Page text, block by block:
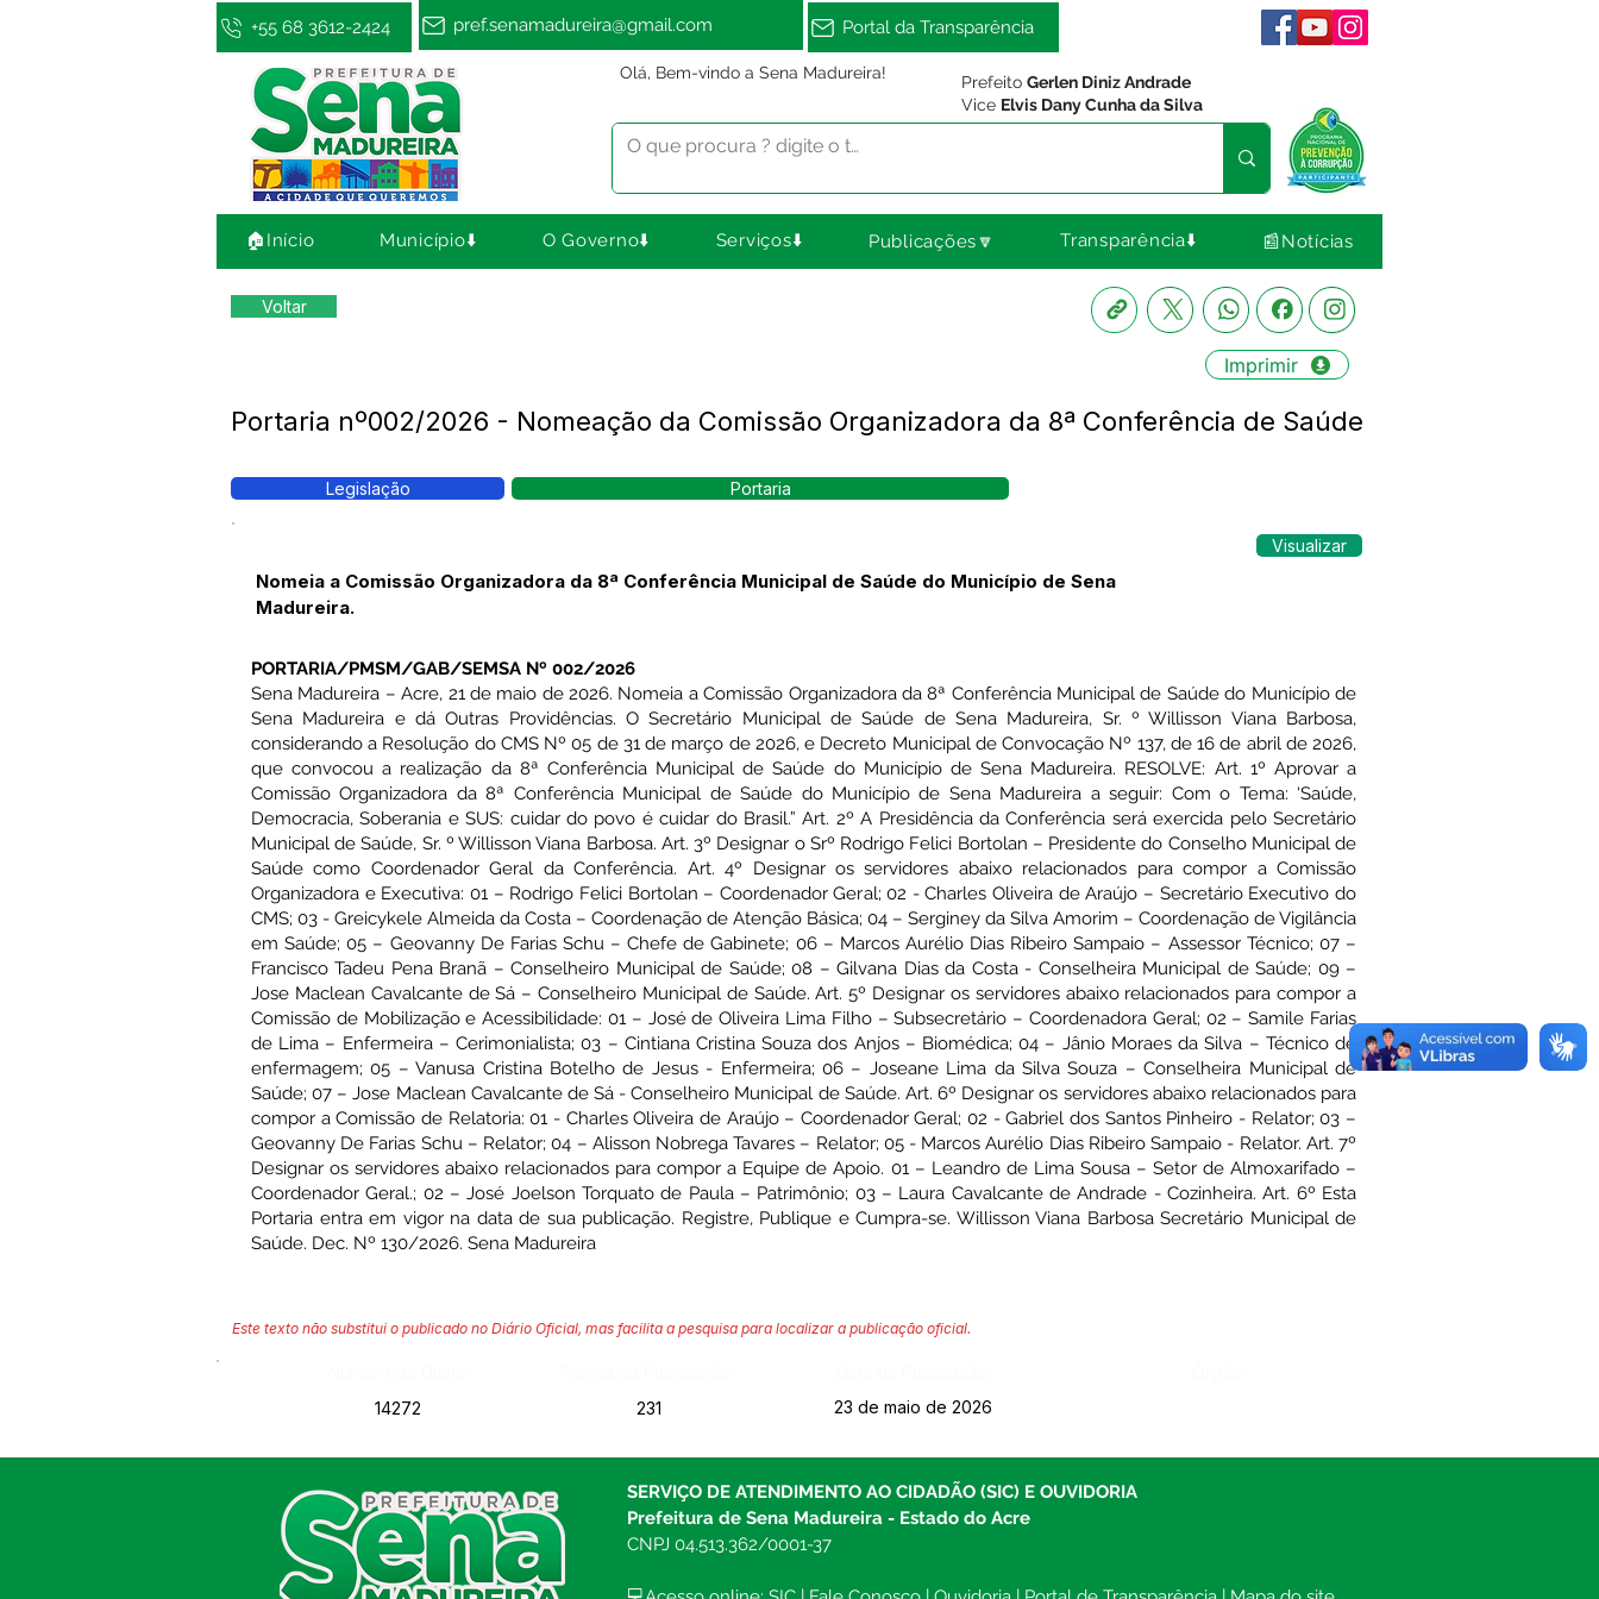
+55 68 3612-2424 pref.senamadureira@gmail.com Portal da Transparência
Olá, Bem-vindo a Sena Madureira! Prefeito Gerlen Diniz Andrade
Vice Elvis Dany Cunha da Silva
🏠Início Município⬇️ O Governo⬇️ Serviços⬇️ Publicações🔽 Transparência⬇️ 📰Notícias
Voltar
Imprimir
Portaria nº002/2026 - Nomeação da Comissão Organizadora da 8ª Conferência de Saúde
Legislação Portaria
Visualizar
Nomeia a Comissão Organizadora da 8ª Conferência Municipal de Saúde do Município de Sena
Madureira.
PORTARIA/PMSM/GAB/SEMSA Nº 002/2026
Sena Madureira – Acre, 21 de maio de 2026. Nomeia a Comissão Organizadora da 8ª Conferência Municipal de Saúde do Município de
Sena Madureira e dá Outras Providências. O Secretário Municipal de Saúde de Sena Madureira, Sr. º Willisson Viana Barbosa,
considerando a Resolução do CMS Nº 05 de 31 de março de 2026, e Decreto Municipal de Convocação Nº 137, de 16 de abril de 2026,
que convocou a realização da 8ª Conferência Municipal de Saúde do Município de Sena Madureira. RESOLVE: Art. 1º Aprovar a
Comissão Organizadora da 8ª Conferência Municipal de Saúde do Município de Sena Madureira a seguir: Com o Tema: ‘Saúde,
Democracia, Soberania e SUS: cuidar do povo é cuidar do Brasil.” Art. 2º A Presidência da Conferência será exercida pelo Secretário
Municipal de Saúde, Sr. º Willisson Viana Barbosa. Art. 3º Designar o Srº Rodrigo Felici Bortolan – Presidente do Conselho Municipal de
Saúde como Coordenador Geral da Conferência. Art. 4º Designar os servidores abaixo relacionados para compor a Comissão
Organizadora e Executiva: 01 – Rodrigo Felici Bortolan – Coordenador Geral; 02 - Charles Oliveira de Araújo – Secretário Executivo do
CMS; 03 - Greicykele Almeida da Costa – Coordenação de Atenção Básica; 04 – Serginey da Silva Amorim – Coordenação de Vigilância
em Saúde; 05 – Geovanny De Farias Schu – Chefe de Gabinete; 06 – Marcos Aurélio Dias Ribeiro Sampaio – Assessor Técnico; 07 –
Francisco Tadeu Pena Branã – Conselheiro Municipal de Saúde; 08 – Gilvana Dias da Costa - Conselheira Municipal de Saúde; 09 –
Jose Maclean Cavalcante de Sá – Conselheiro Municipal de Saúde. Art. 5º Designar os servidores abaixo relacionados para compor a
Comissão de Mobilização e Acessibilidade: 01 – José de Oliveira Lima Filho – Subsecretário – Coordenadora Geral; 02 – Samile Farias
de Lima – Enfermeira – Cerimonialista; 03 – Cintiana Cristina Souza dos Anjos – Biomédica; 04 – Jânio Moraes da Silva – Técnico de
enfermagem; 05 – Vanusa Cristina Botelho de Jesus - Enfermeira; 06 – Joseane Lima da Silva Souza – Conselheira Municipal de
Saúde; 07 – Jose Maclean Cavalcante de Sá - Conselheiro Municipal de Saúde. Art. 6º Designar os servidores abaixo relacionados para
compor a Comissão de Relatoria: 01 - Charles Oliveira de Araújo – Coordenador Geral; 02 - Gabriel dos Santos Pinheiro - Relator; 03 –
Geovanny De Farias Schu – Relator; 04 – Alisson Nobrega Tavares – Relator; 05 - Marcos Aurélio Dias Ribeiro Sampaio - Relator. Art. 7º
Designar os servidores abaixo relacionados para compor a Equipe de Apoio. 01 – Leandro de Lima Sousa – Setor de Almoxarifado –
Coordenador Geral.; 02 – José Joelson Torquato de Paula – Patrimônio; 03 – Laura Cavalcante de Andrade - Cozinheira. Art. 6º Esta
Portaria entra em vigor na data de sua publicação. Registre, Publique e Cumpra-se. Willisson Viana Barbosa Secretário Municipal de
Saúde. Dec. Nº 130/2026. Sena Madureira
Este texto não substitui o publicado no Diário Oficial, mas facilita a pesquisa para localizar a publicação oficial.
14272
231 23 de maio de 2026
CIDADÃO (SIC) E OUVIDORIA
Prefeitura de Sena Madureira
CNPJ 04.513.362/0001-37
Av. Avelino Chaves, n° 720, 69940-
SERVIÇO DE ATENDIMENTO AO CIDADÃO (SIC) E OUVIDORIA
Prefeitura de Sena Madureira - Estado do Acre
CNPJ 04.513.362/0001-37